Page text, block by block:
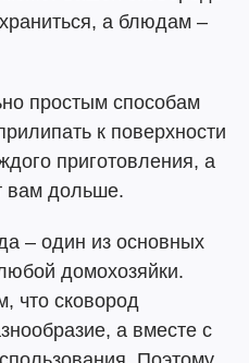
а блюдам –
простым способам
к поверхности
приготовления, а
вам дольше.
– один из основных
домохозяйки.
что сковород
а вместе с